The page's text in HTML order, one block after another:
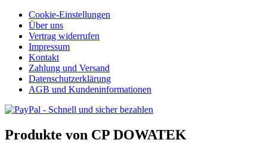
Cookie-Einstellungen
Über uns
Vertrag widerrufen
Impressum
Kontakt
Zahlung und Versand
Datenschutzerklärung
AGB und Kundeninformationen
Produkte von CP DOWATEK